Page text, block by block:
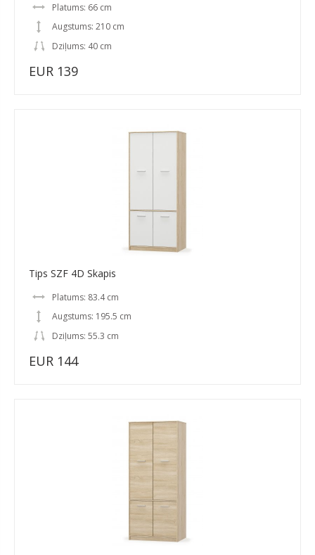
Platums: 66 cm
Augstums: 210 cm
Dziļums: 40 cm
EUR 139
Tips SZF 4D Skapis
Platums: 83.4 cm
Augstums: 195.5 cm
Dziļums: 55.3 cm
EUR 144